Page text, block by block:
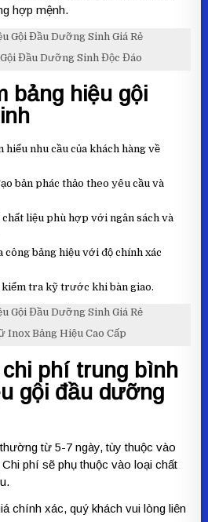
hợp mệnh.
Đầu Dưỡng Sinh Độc Đáo
bảng hiệu gội
hiểu nhu cầu của khách hàng về
bản phác thảo theo yêu cầu và
chất liệu phù hợp với ngân sách và
công bảng hiệu với độ chính xác
kiểm tra kỹ trước khi bàn giao.
Inox Bảng Hiệu Cao Cấp
phí trung bình
gội đầu dưỡng
từ 5-7 ngày, tùy thuộc vào
phí sẽ phụ thuộc vào loại chất
chính xác, quý khách vui lòng liên